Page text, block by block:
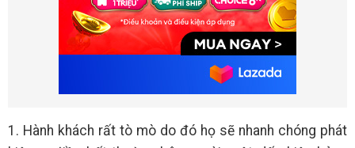
1. Hành khách rất tò mò do đó họ sẽ nhanh chóng phát